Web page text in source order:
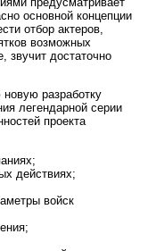
основной концепции
отбор актеров,
возможных
звучит достаточно
разработку
легендарной серии
проекта
действиях;
войск